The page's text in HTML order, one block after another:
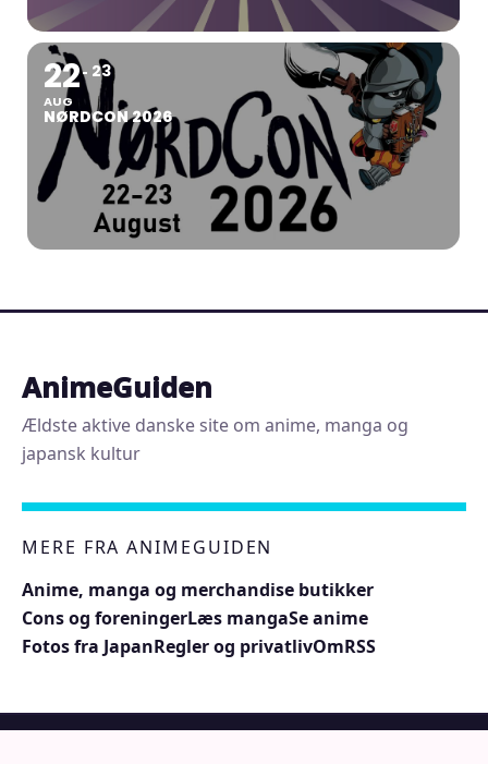
22
AUG
23
NØRDCON 2026
AnimeGuiden
Ældste aktive danske site om anime, manga og
japansk kultur
MERE FRA ANIMEGUIDEN
Anime, manga og merchandise butikker
Cons og foreningerLæs mangaSe anime
Fotos fra JapanRegler og privatlivOmRSS